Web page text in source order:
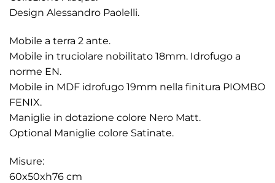
Design Alessandro Paolelli.
Mobile a terra 2 ante.
Mobile in truciolare nobilitato 18mm. Idrofugo a
norme EN.
Mobile in MDF idrofugo 19mm nella finitura PIOMBO
FENIX.
Maniglie in dotazione colore Nero Matt.
Optional Maniglie colore Satinate.
Misure:
60x50xh76 cm